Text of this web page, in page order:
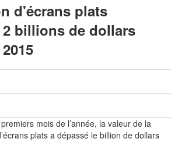
d'écrans plats
2 billions de dollars